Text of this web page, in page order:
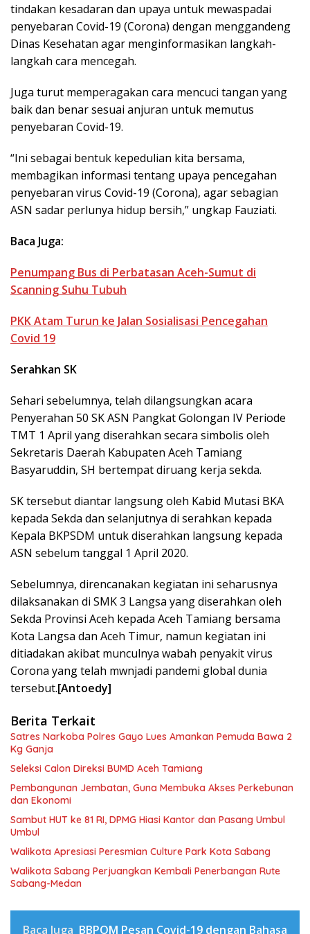
tindakan kesadaran dan upaya untuk mewaspadai
penyebaran Covid-19 (Corona) dengan menggandeng
Dinas Kesehatan agar menginformasikan langkah-
langkah cara mencegah.
Juga turut memperagakan cara mencuci tangan yang
baik dan benar sesuai anjuran untuk memutus
penyebaran Covid-19.
“Ini sebagai bentuk kepedulian kita bersama,
membagikan informasi tentang upaya pencegahan
penyebaran virus Covid-19 (Corona), agar sebagian
ASN sadar perlunya hidup bersih,” ungkap Fauziati.
Baca Juga:
Penumpang Bus di Perbatasan Aceh-Sumut di
Scanning Suhu Tubuh
PKK Atam Turun ke Jalan Sosialisasi Pencegahan
Covid 19
Serahkan SK
Sehari sebelumnya, telah dilangsungkan acara
Penyerahan 50 SK ASN Pangkat Golongan IV Periode
TMT 1 April yang diserahkan secara simbolis oleh
Sekretaris Daerah Kabupaten Aceh Tamiang
Basyaruddin, SH bertempat diruang kerja sekda.
SK tersebut diantar langsung oleh Kabid Mutasi BKA
kepada Sekda dan selanjutnya di serahkan kepada
Kepala BKPSDM untuk diserahkan langsung kepada
ASN sebelum tanggal 1 April 2020.
Sebelumnya, direncanakan kegiatan ini seharusnya
dilaksanakan di SMK 3 Langsa yang diserahkan oleh
Sekda Provinsi Aceh kepada Aceh Tamiang bersama
Kota Langsa dan Aceh Timur, namun kegiatan ini
ditiadakan akibat munculnya wabah penyakit virus
Corona yang telah mwnjadi pandemi global dunia
tersebut.[Antoedy]
Berita Terkait
Satres Narkoba Polres Gayo Lues Amankan Pemuda Bawa 2
Kg Ganja
Seleksi Calon Direksi BUMD Aceh Tamiang
Pembangunan Jembatan, Guna Membuka Akses Perkebunan
dan Ekonomi
Sambut HUT ke 81 RI, DPMG Hiasi Kantor dan Pasang Umbul
Umbul
Walikota Apresiasi Peresmian Culture Park Kota Sabang
Walikota Sabang Perjuangkan Kembali Penerbangan Rute
Sabang-Medan
Baca Juga BBPOM Pesan Covid-19 dengan Bahasa